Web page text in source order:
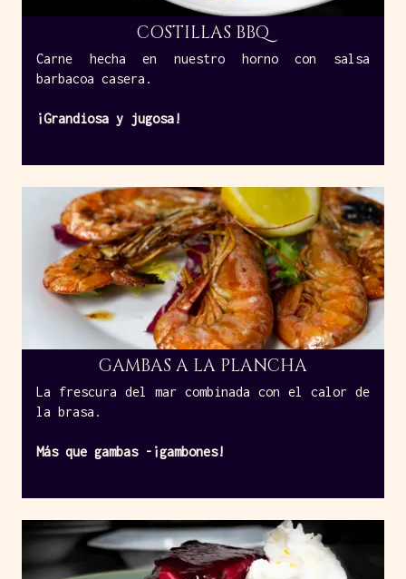
COSTILLAS BBQ
Carne hecha en nuestro horno con salsa
barbacoa casera.
¡Grandiosa y jugosa!
GAMBAS A LA PLANCHA
La frescura del mar combinada con el calor de
la brasa.
Más que gambas -¡gambones!